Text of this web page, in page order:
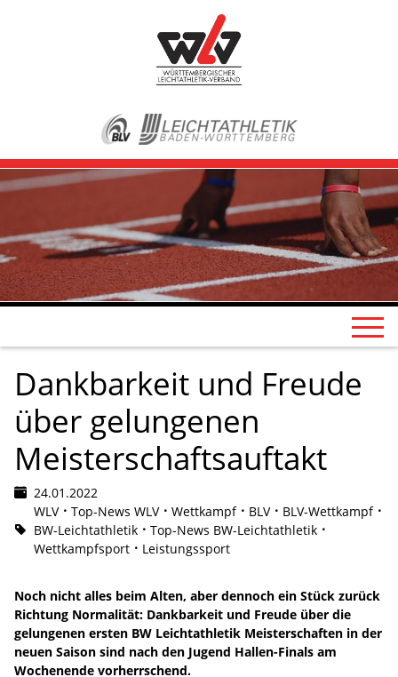
Dankbarkeit und Freude
über gelungenen
Meisterschaftsauftakt
24.01.2022
WLV
Top-News WLV Wettkampf BLV
BLV-Wettkampf
BW-Leichtathletik
Top-News BW-Leichtathletik
Wettkampfsport
Leistungssport
Noch nicht alles beim Alten, aber dennoch ein Stück zurück
Richtung Normalität: Dankbarkeit und Freude über die
gelungenen ersten BW Leichtathletik Meisterschaften in der
neuen Saison sind nach den Jugend Hallen-Finals am
Wochenende vorherrschend.